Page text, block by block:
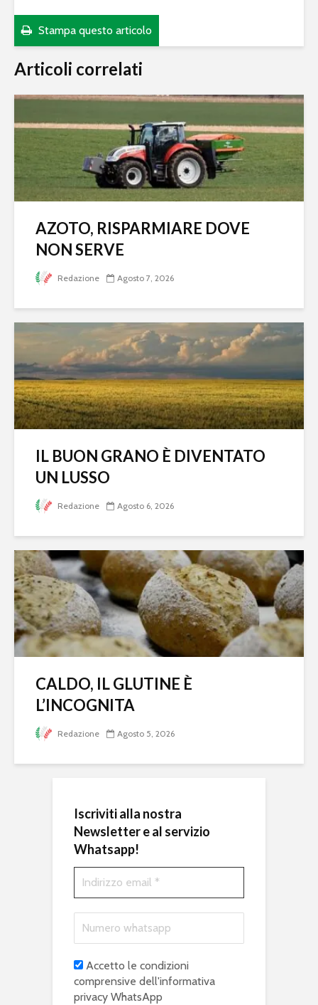
Stampa questo articolo
Articoli correlati
AZOTO, RISPARMIARE DOVE
NON SERVE
Redazione Agosto 7, 2026
IL BUON GRANO È DIVENTATO
UN LUSSO
Redazione Agosto 6, 2026
CALDO, IL GLUTINE È
L’INCOGNITA
Redazione Agosto 5, 2026
Iscriviti alla nostra
Newsletter e al servizio
Whatsapp!
Accetto le condizioni
comprensive dell'informativa
privacy WhatsApp